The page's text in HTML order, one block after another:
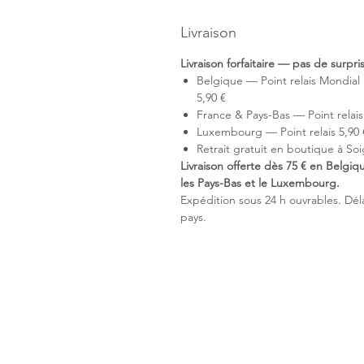
Livraison
Livraison forfaitaire — pas de
Belgique — Point relais Mondial
5,90 €
France & Pays-Bas — Point
Luxembourg — Point relais 5,90
Retrait gratuit en boutique à
Livraison offerte dès 75 € en
les Pays-Bas et le Luxembourg.
Expédition sous 24 h ouvrables.
pays.